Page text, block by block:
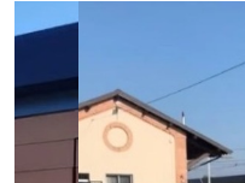
CERCA